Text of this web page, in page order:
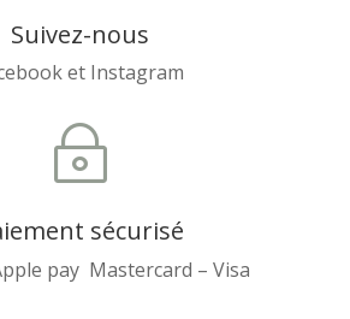
Suivez-nous
et Instagram
~
sécurisé
pay Mastercard – Visa